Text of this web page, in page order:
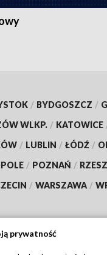
/ BYDGOSZCZ /
WLKP. / KATOWICE
/ LUBLIN / ŁÓDŹ /
/ POZNAŃ /
/ WARSZAWA /
prywatność